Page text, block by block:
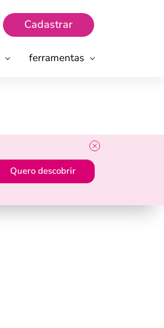
Cadastrar
ferramentas
Quero descobrir